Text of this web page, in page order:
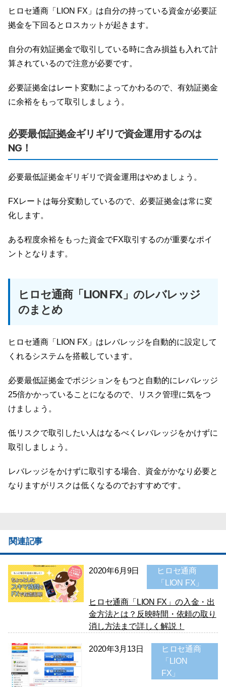
ヒロセ通商「LION FX」は自分の持っている資金が必要証
拠金を下回るとロスカットが起きます。
自分の有効証拠金で取引している時に含み損益も入れて計
算されているので注意が必要です。
必要証拠金はレート変動によってかわるので、有効証拠金
に余裕をもって取引しましょう。
必要最低証拠金ギリギリで資金運用するのは
NG！
必要最低証拠金ギリギリで資金運用はやめましょう。
FXレートは毎分変動しているので、必要証拠金は常に変
化します。
ある程度余裕をもった資金でFX取引するのが重要なポイ
ントとなります。
ヒロセ通商「LION FX」のレバレッジ
のまとめ
ヒロセ通商「LION FX」はレバレッジを自動的に設定して
くれるシステムを搭載しています。
必要最低証拠金でポジションをもつと自動的にレバレッジ
25倍かかっていることになるので、リスク管理に気をつ
けましょう。
低リスクで取引したい人はなるべくレバレッジをかけずに
取引しましょう。
レバレッジをかけずに取引する場合、資金がかなり必要と
なりますがリスクは低くなるのでおすすめです。
関連記事
2020年6月9日
ヒロセ通商
「LION FX」
ヒロセ通商「LION FX」の入金・出
金方法とは？反映時間・依頼の取り
消し方法まで詳しく解説！
2020年3月13日
ヒロセ通商
「LION
FX」